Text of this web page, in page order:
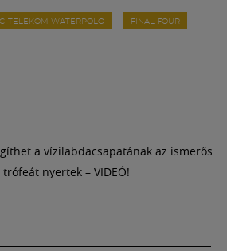
TELEKOM WATERPOLO FINAL FOUR
a vízilabdacsapatának az ismerős
nyertek – VIDEÓ!